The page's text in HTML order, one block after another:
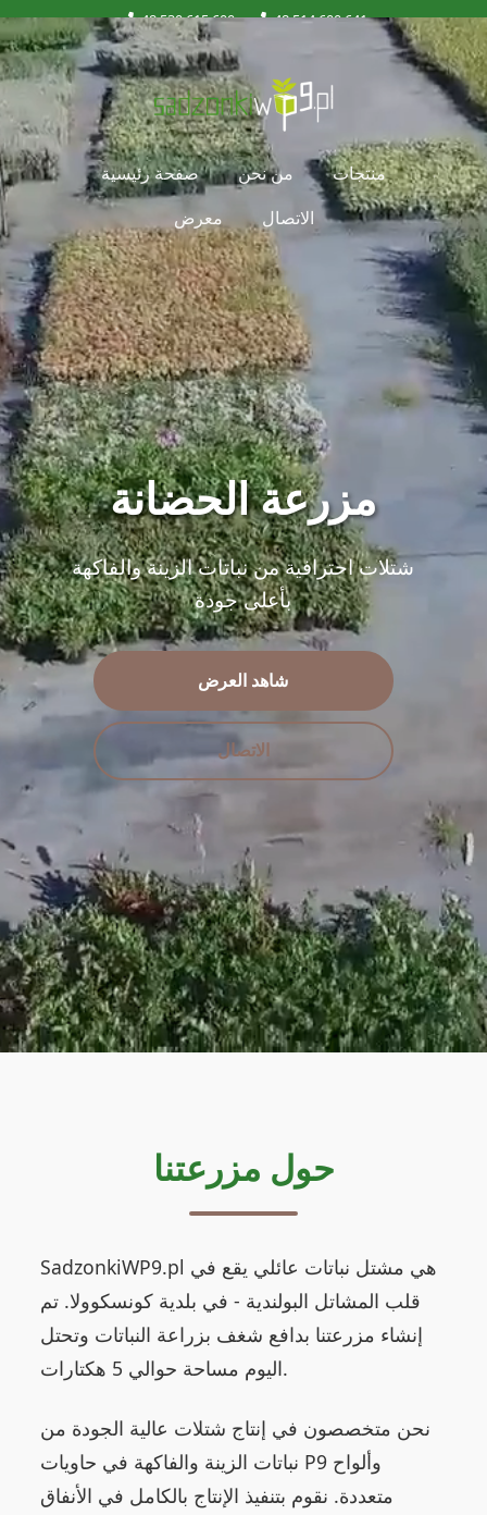
+48 530 615 600 +48 514 600 641
biuro@sadzonkiwp9.pl
صفحة رئيسية من نحن
منتجات
معرض
الاتصال
مزرعة الحضانة
شتلات احترافية من نباتات الزينة والفاكهة
بأعلى جودة
شاهد العرض
الاتصال
حول مزرعتنا
SadzonkiWP9.pl هي مشتل نباتات عائلي يقع في
قلب المشاتل البولندية - في بلدية كونسكوولا. تم
إنشاء مزرعتنا بدافع شغف بزراعة النباتات وتحتل
اليوم مساحة حوالي 5 هكتارات.
نحن متخصصون في إنتاج شتلات عالية الجودة من
نباتات الزينة والفاكهة في حاويات P9 وألواح
متعددة. نقوم بتنفيذ الإنتاج بالكامل في الأنفاق